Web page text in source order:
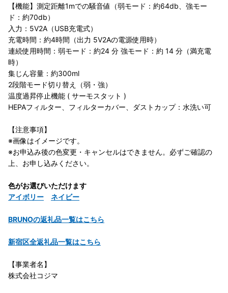
【機能】測定距離1mでの騒音値（弱モード：約64db、強モー
ド：約70db）
入力：5V2A（USB充電式）
充電時間：約4時間（出力 5V2Aの電源使用時）
連続使用時間：弱モード：約24 分 強モード：約 14 分（満充電
時）
集じん容量：約300ml
2段階モード切り替え（弱・強）
温度過昇停止機能 ( サーモスタット )
HEPAフィルター、フィルターカバー、ダストカップ：水洗い可
【注意事項】
※画像はイメージです。
※お申込み後の色変更・キャンセルはできません。必ずご確認の
上、お申し込みください。
色がお選びいただけます
アイボリー
ネイビー
BRUNOの返礼品一覧はこちら
新宿区全返礼品一覧はこちら
【事業者名】
株式会社コジマ